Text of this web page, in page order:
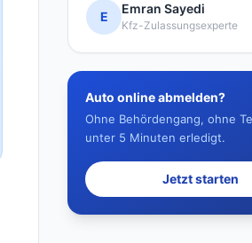
E
Emran Sayedi
Kfz-Zulassungsexperte
Auto online abmelden?
Ohne Behördengang, ohne
unter 5 Minuten erledigt.
Jetzt starten